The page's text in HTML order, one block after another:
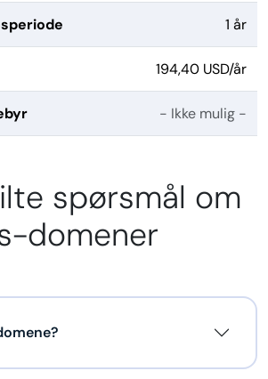
1 år
194,40 USD/år
- Ikke mulig -
spørsmål om
domener